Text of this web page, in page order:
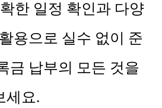
한 일정 확인과 다양
용으로 실수 없이 준
금 납부의 모든 것을
세요.